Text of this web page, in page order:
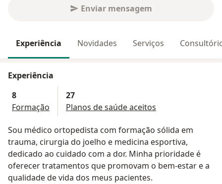
Enviar mensagem
Experiência Novidades Serviços
Experiência
8
Formação
27
Planos de saúde aceitos
Sou médico ortopedista com formação sólida em
trauma, cirurgia do joelho e medicina esportiva,
dedicado ao cuidado com a dor. Minha prioridade é
oferecer tratamentos que promovam o bem-estar e a
qualidade de vida dos meus pacientes.